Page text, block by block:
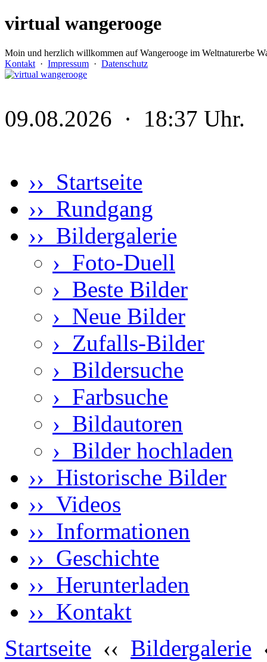
virtual wangerooge
Moin und herzlich willkommen auf Wangerooge im Weltnaturerbe
Kontakt · Impressum · Datenschutz
09.08.2026 · 18:37 Uhr.
›› Startseite
›› Rundgang
›› Bildergalerie
› Foto-Duell
› Beste Bilder
› Neue Bilder
› Zufalls-Bilder
› Bildersuche
› Farbsuche
› Bildautoren
› Bilder hochladen
›› Historische Bilder
›› Videos
›› Informationen
›› Geschichte
›› Herunterladen
›› Kontakt
Startseite ‹‹ Bildergalerie